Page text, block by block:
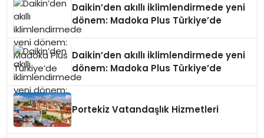
Daikin’den akıllı iklimlendirmede yeni
dönem: Madoka Plus Türkiye’de
Daikin’den akıllı iklimlendirmede yeni
dönem: Madoka Plus Türkiye’de
Portekiz Vatandaşlık Hizmetleri